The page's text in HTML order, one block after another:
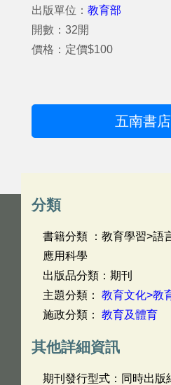
出版單位： 教育部
開數：32開
價格：定價$100
五南書
分類
書籍分類 ：教育學習>語
應用科學
出版品分類：期刊
主題分類： 教育文化>教
施政分類： 教育及體育
其他詳細資訊
期刊發行型式：同時出版